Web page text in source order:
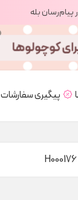
پیام‌رسان بله
پیگیری سفارشات